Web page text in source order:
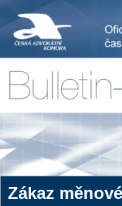
Zákaz